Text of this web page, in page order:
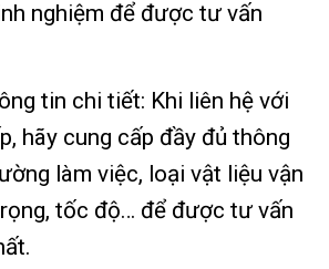
nghiệm để được tư vấn
tin chi tiết: Khi liên hệ với
hãy cung cấp đầy đủ thông
làm việc, loại vật liệu vận
tốc độ… để được tư vấn